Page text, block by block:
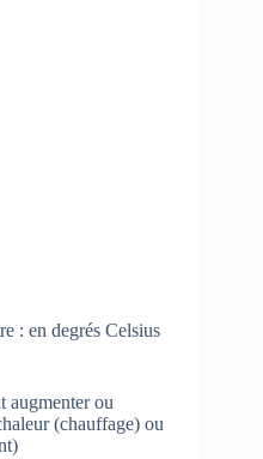
: en degrés Celsius
augmenter ou
(chauffage) ou